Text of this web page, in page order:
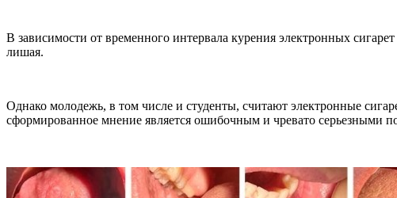
В зависимости от временного интервала курения электронных
лишая.
Однако молодежь, в том числе и студенты, считают электронные
сформированное мнение является ошибочным и чревато серьезными